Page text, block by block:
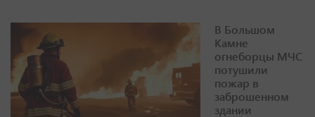
В Большом
Камне
огнеборцы МЧС
потушили
пожар в
заброшенном
здании